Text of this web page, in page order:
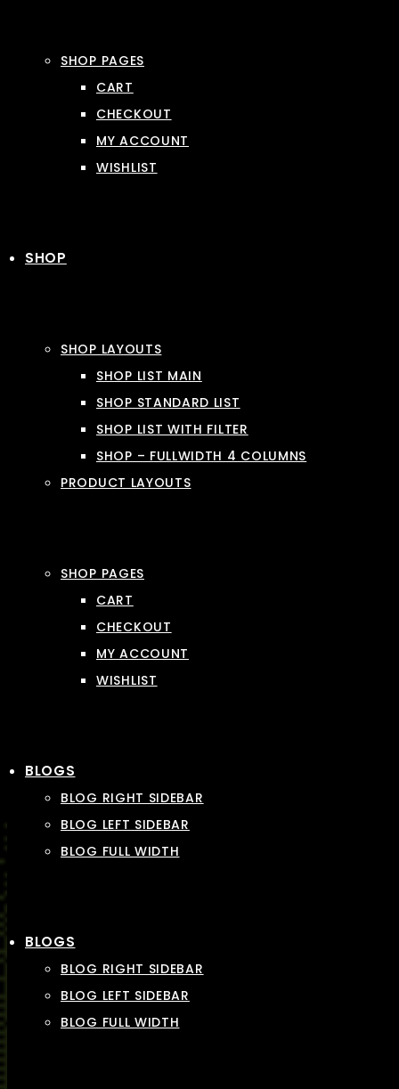
SHOP PAGES
CART
CHECKOUT
MY ACCOUNT
WISHLIST
SHOP
SHOP LAYOUTS
SHOP LIST MAIN
SHOP STANDARD LIST
SHOP LIST WITH FILTER
SHOP – FULLWIDTH 4 COLUMNS
PRODUCT LAYOUTS
SHOP PAGES
CART
CHECKOUT
MY ACCOUNT
WISHLIST
BLOGS
BLOG RIGHT SIDEBAR
BLOG LEFT SIDEBAR
BLOG FULL WIDTH
BLOGS
BLOG RIGHT SIDEBAR
BLOG LEFT SIDEBAR
BLOG FULL WIDTH